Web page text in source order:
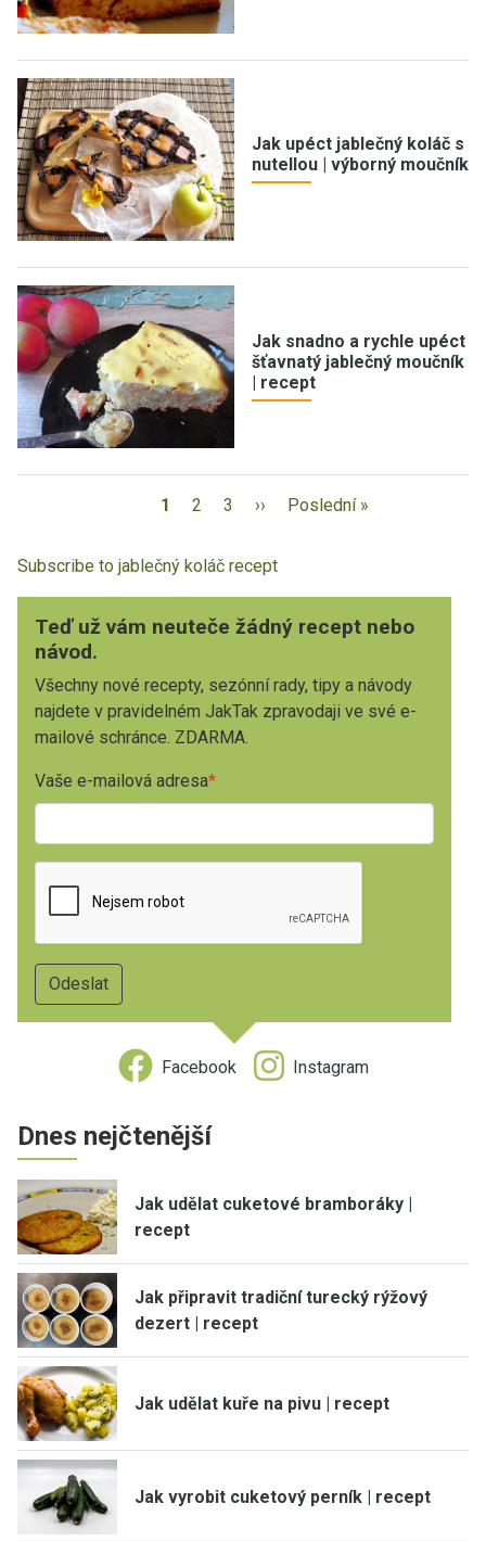
Jak upéct jablečný koláč s
nutellou | výborný moučník
Jak snadno a rychle upéct
šťavnatý jablečný moučník
| recept
1 2 3 ›› Poslední »
Subscribe to jablečný koláč recept
Teď už vám neuteče žádný recept nebo
návod.
Všechny nové recepty, sezónní rady, tipy a návody
najdete v pravidelném JakTak zpravodaji ve své e-
mailové schránce. ZDARMA.
Vaše e-mailová adresa
Facebook Instagram
Dnes nejčtenější
Jak udělat cuketové bramboráky |
recept
Jak připravit tradiční turecký rýžový
dezert | recept
Jak udělat kuře na pivu | recept
Jak vyrobit cuketový perník | recept